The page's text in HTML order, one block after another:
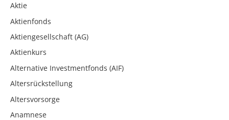
Aktie
Aktienfonds
Aktiengesellschaft (AG)
Aktienkurs
Alternative Investmentfonds (AIF)
Altersrückstellung
Altersvorsorge
Anamnese